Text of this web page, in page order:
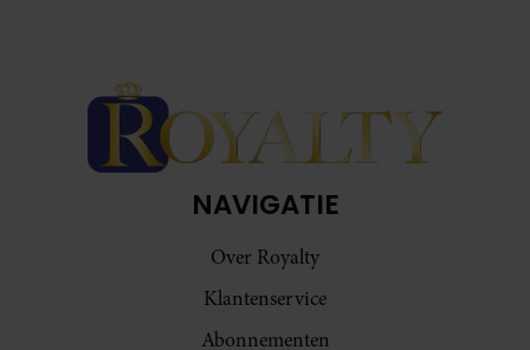
NAVIGATIE
Over Royalty
Klantenservice
Abonnementen